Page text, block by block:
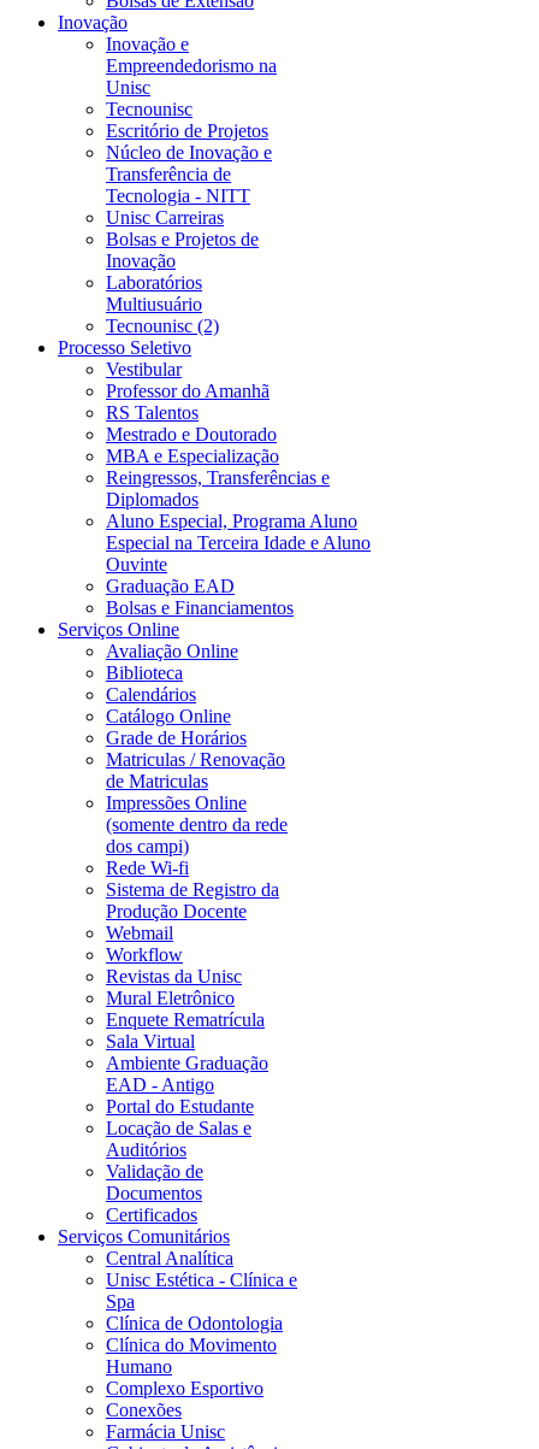
Inovação
Inovação e
Empreendedorismo na
Unisc
Tecnounisc
Escritório de Projetos
Núcleo de Inovação e
Transferência de
Tecnologia - NITT
Unisc Carreiras
Bolsas e Projetos de
Inovação
Laboratórios
Multiusuário
Tecnounisc (2)
Processo Seletivo
Vestibular
Professor do Amanhã
RS Talentos
Mestrado e Doutorado
MBA e Especialização
Reingressos, Transferências e
Diplomados
Aluno Especial, Programa Aluno
Especial na Terceira Idade e Aluno
Ouvinte
Graduação EAD
Bolsas e Financiamentos
Serviços Online
Avaliação Online
Biblioteca
Calendários
Catálogo Online
Grade de Horários
Matriculas / Renovação
de Matriculas
Impressões Online
(somente dentro da rede
dos campi)
Rede Wi-fi
Sistema de Registro da
Produção Docente
Webmail
Workflow
Revistas da Unisc
Mural Eletrônico
Enquete Rematrícula
Sala Virtual
Ambiente Graduação
EAD - Antigo
Portal do Estudante
Locação de Salas e
Auditórios
Validação de
Documentos
Certificados
Serviços Comunitários
Central Analítica
Unisc Estética - Clínica e
Spa
Clínica de Odontologia
Clínica do Movimento
Humano
Complexo Esportivo
Conexões
Farmácia Unisc